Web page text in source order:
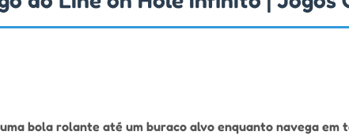
bola rolante até um buraco alvo enquanto navega em